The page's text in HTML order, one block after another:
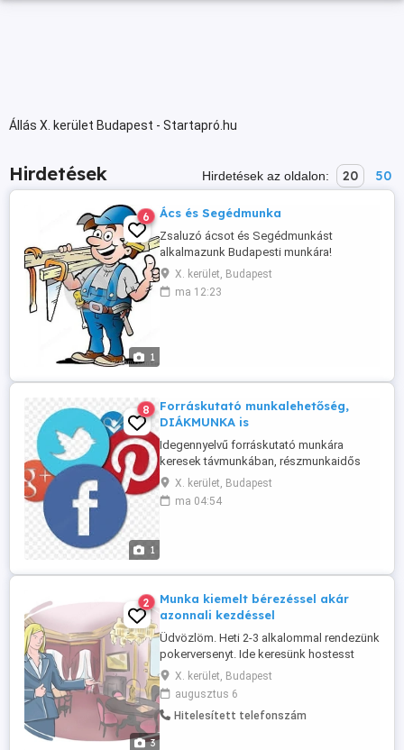
Állás X. kerület Budapest - Startapró.hu
Hirdetések Hirdetések az oldalon: 20 50
1
6 Ács és Segédmunka
Zsaluzó ácsot és Segédmunkást
alkalmazunk Budapesti munkára!
Szükség esetén szállás biztosítva!
Hosszútávú munka! Jelentkezni:
06706067716
X. kerület, Budapest
ma 12:23
1
8
Forráskutató munkalehetőség,
DIÁKMUNKA is
Idegennyelvű forráskutató munkára
keresek távmunkában, részmunkaidős
munkatársat Fizetés: megállapodás
szerint, hetente, akár naponta.
(Számítógép szükséges.) Jelentkezés:
X. kerület, Budapest
ma 04:54
3
2
Munka kiemelt bérezéssel akár
azonnali kezdéssel
Üdvözlöm. Heti 2-3 alkalommal rendezünk
pokerversenyt. Ide keresünk hostesst
alkalmanként. Kiemelt bérezés. Részletek
privátban. Üdv. Sz.
X. kerület, Budapest
augusztus 6
Hitelesített telefonszám